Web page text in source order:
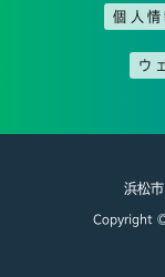
個人
ウ
浜松
Copyright